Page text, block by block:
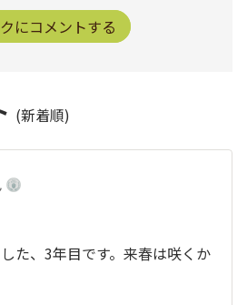
にコメントする
(新着順)
た、3年目です。来春は咲くか